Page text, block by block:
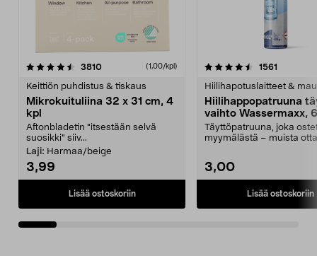
3810arvostelut (1,00/kpl)
Keittiön puhdistus & tiskaus
Mikrokuituliina 32 x 31 cm, 4
kpl
Aftonbladetin "itsestään selvä
suosikki" siiv...
Laji: Harmaa/beige
3,99
Lisää ostoskoriin
4.5viidestä
1561
Hiilihapotuslaitteet &
Hiilihappopatruuna
vaihto Wassermaxx,
Täyttöpatruuna, joka
myymälästä – muista
3,00
Lisää ostoskoriin
4.5viidestä